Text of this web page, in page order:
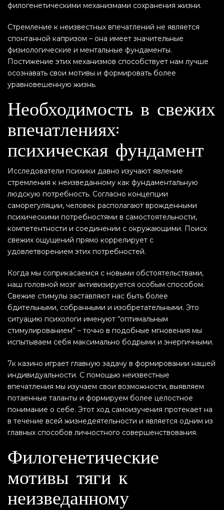
филогенетическими механизмами сохранения жизни.
Стремление к неизвестных впечатлений не является
спонтанной капризом – она имеет значительные
физиологические и ментальные фундаменты.
Постижение этих механизмов способствует нам лучше
осознавать свои мотивы и формировать более
уравновешенную жизнь.
Необходимость в свежих
впечатлениях:
психическая фундамент
Исследователи психики давно изучают явление
стремления к неизведанному как фундаментальную
людскую потребность. Согласно концепции
саморегуляции, человек располагают врожденными
психическими потребностями в самостоятельности,
компетентности и соединении с окружающими. Поиск
свежих ощущений прямо коррелирует с
удовлетворением этих потребностей.
Когда мы соприкасаемся с новыми обстоятельствами,
наш головной мозг активизируется особым способом.
Свежие стимулы заставляют нас быть более
бдительными, собранными и изобретательными. Это
ситуацию психологи именуют “оптимальным
стимулированием” – точно в подобные мгновения мы
испытываем себя максимально бодрыми и энергичными.
7к казино играет главную задачу в формировании нашей
индивидуальности. С помощью неизвестные
впечатления мы изучаем свои возможности, выявляем
потаенные таланты и формируем более целостное
понимание о себе. Этот ход самоизучения протекает на
в течение всей жизнедеятельности и является одним из
главных способов личностного совершенствования.
Филогенетические
мотивы тяги к
неизведанному